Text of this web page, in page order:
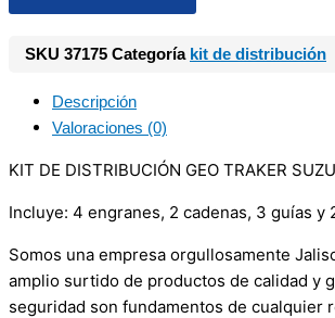
SKU 37175 Categoría kit de distribución
Descripción
Valoraciones (0)
KIT DE DISTRIBUCIÓN GEO TRAKER
Incluye: 4 engranes, 2 cadenas, 3 guías y
Somos una empresa orgullosamente
amplio surtido de productos de calidad y
seguridad son fundamentos de cualquier